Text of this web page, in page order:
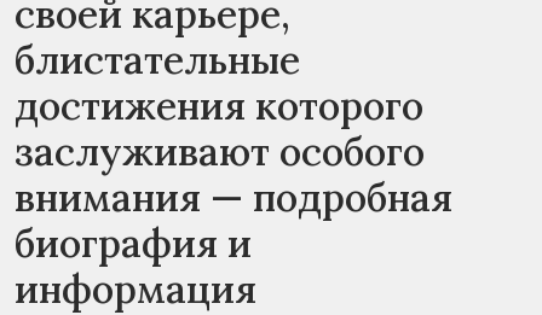
своей карьере,
блистательные
достижения которого
заслуживают особого
внимания — подробная
биография и
информация